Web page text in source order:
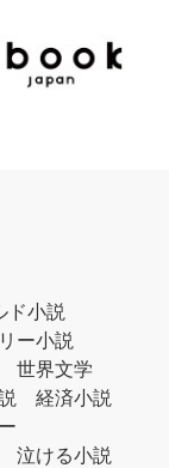
ド小説
ー小説
世界文学
経済小説
泣ける小説